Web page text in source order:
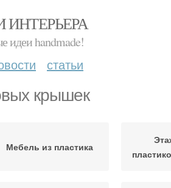
ИНТЕРЬЕРА
идеи handmade!
статьи
крышек
Мебель из пластика